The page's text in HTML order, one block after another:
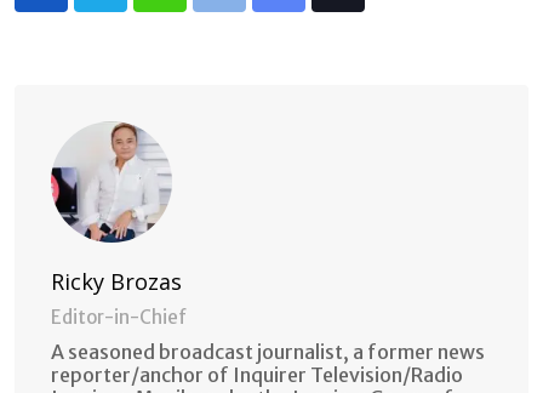
Ricky Brozas
Editor-in-Chief
A seasoned broadcast journalist, a former news
reporter/anchor of Inquirer Television/Radio